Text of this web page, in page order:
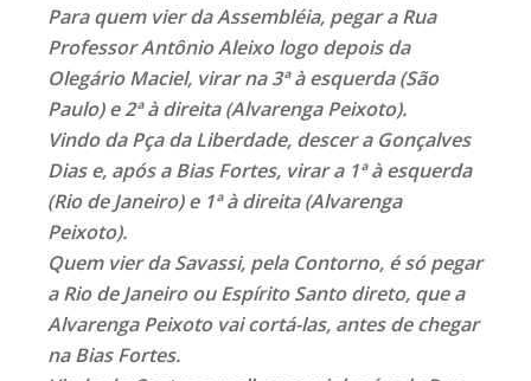
Para quem vier da Assembléia, pegar a Rua
Professor Antônio Aleixo logo depois da
Olegário Maciel, virar na 3ª à esquerda (São
Paulo) e 2ª à direita (Alvarenga Peixoto).
Vindo da Pça da Liberdade, descer a Gonçalves
Dias e, após a Bias Fortes, virar a 1ª à esquerda
(Rio de Janeiro) e 1ª à direita (Alvarenga
Peixoto).
Quem vier da Savassi, pela Contorno, é só pegar
a Rio de Janeiro ou Espírito Santo direto, que a
Alvarenga Peixoto vai cortá-las, antes de chegar
na Bias Fortes.